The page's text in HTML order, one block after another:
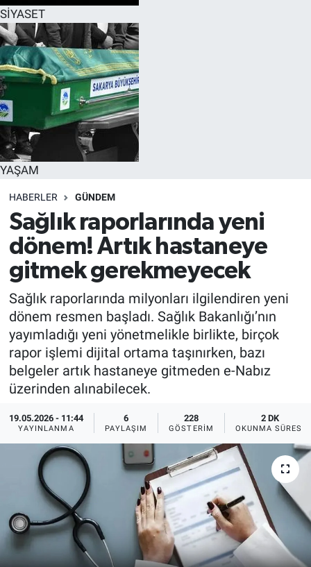
SİYASET
YAŞAM
HABERLER GÜNDEM
Sağlık raporlarında yeni
dönem! Artık hastaneye
gitmek gerekmeyecek
Sağlık raporlarında milyonları ilgilendiren yeni
dönem resmen başladı. Sağlık Bakanlığı’nın
yayımladığı yeni yönetmelikle birlikte, birçok
rapor işlemi dijital ortama taşınırken, bazı
belgeler artık hastaneye gitmeden e-Nabız
üzerinden alınabilecek.
19.05.2026 - 11:44
YAYINLANMA
6
PAYLAŞIM
228
GÖSTERIM
2 DK
OKUNMA SÜRESI